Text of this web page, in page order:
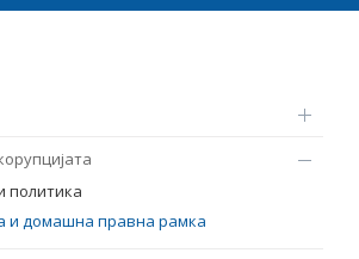
НА ЕУ
политика
и домашна правна рамка